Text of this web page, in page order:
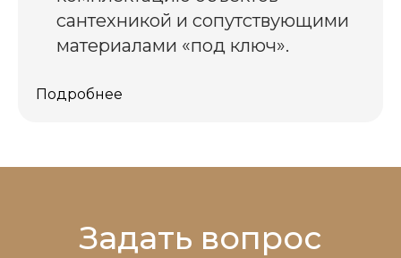
сантехникой и сопутствующими
материалами «под ключ».
Подробнее
Задать вопрос